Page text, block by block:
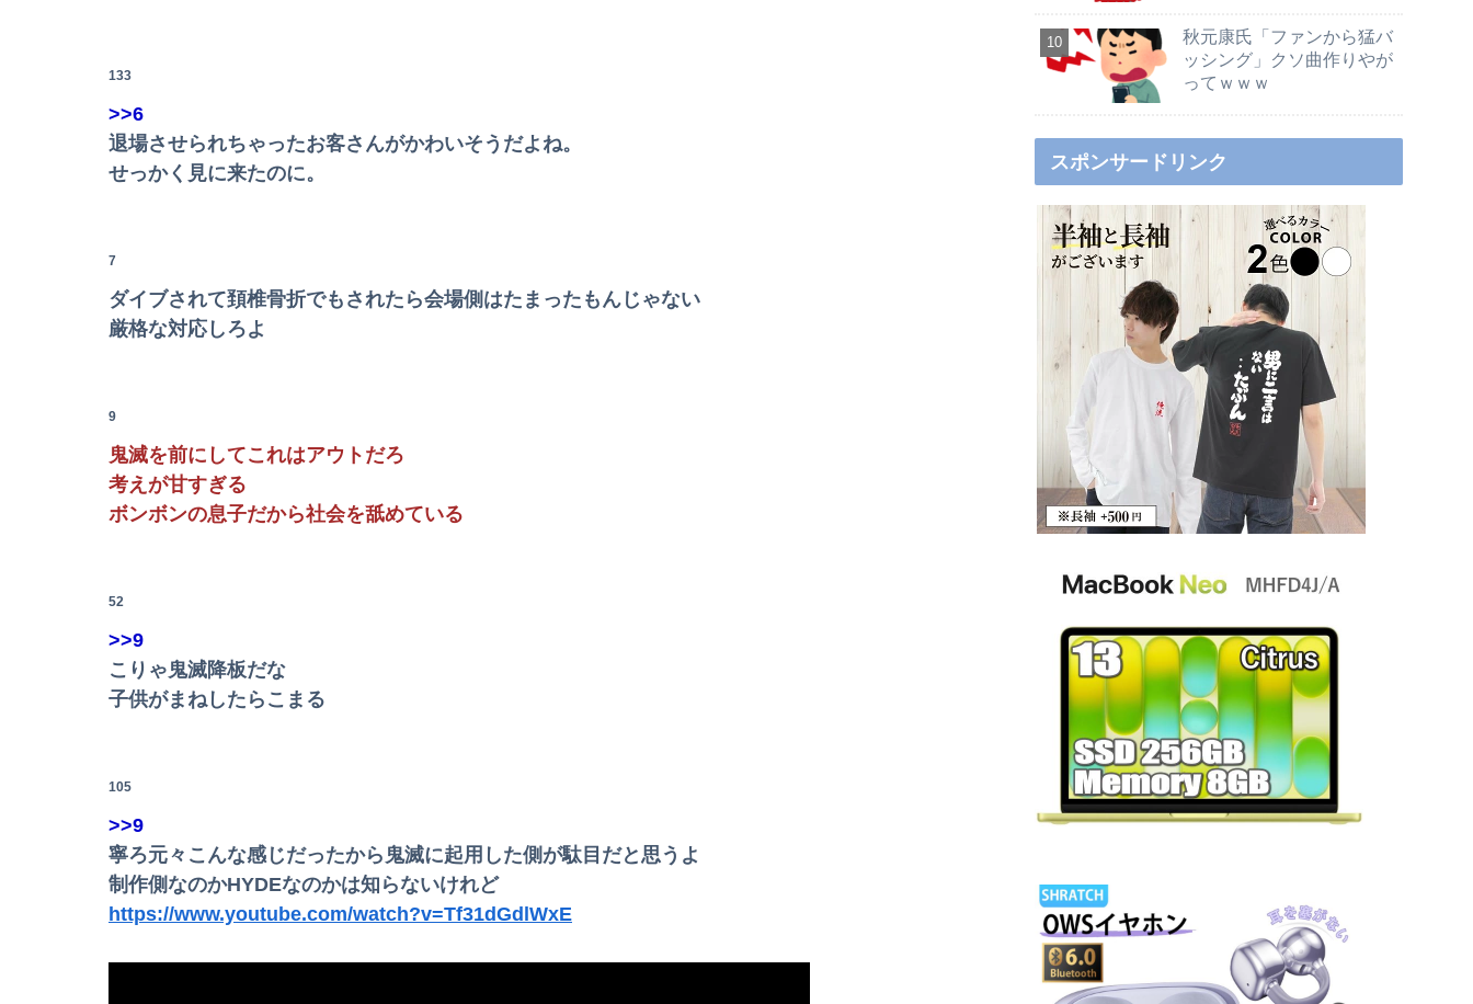
Powered by livedoor 相互RSS
【速報】ワイ（25）、営業から工場のラインへ異動した結果・・・・・・
賀喜遥香 ｢さくちゃんはちいかわ｣ 遠藤さくら ｢かっきーはハチワレ｣【乃木坂46】
【GIF】最近のAV「汚いおっさんがマ○コ舐めます！ぺろぺろぺろっ！」←これ
「楽だけど年収800万超える仕事」がこれらしいｗｗｗｗｗ
この前森に行ったらちっちゃいウリボー見つけた
【画像】サンモニの女子アナさん、日曜の朝から素材を提供してしまう
【画像】あだち充、タッチの上杉達也が浅倉南に告白したシーンを完全再現wwwwwww
【悲報】葬送のフリーレンとかいうアウラを退場させてから駄作になった作品ｗｗｗｗｗ
【画像】tuki.、お〇ぱいの始まり解禁
EVって中国のせいで完全に終わったよな
133
>>6
退場させられちゃったお客さんがかわいそうだよね。
せっかく見に来たのに。
7
ダイブされて頚椎骨折でもされたら会場側はたまったもんじゃない
厳格な対応しろよ
9
鬼滅を前にしてこれはアウトだろ
考えが甘すぎる
ボンボンの息子だから社会を舐めている
52
>>9
こりゃ鬼滅降板だな
子供がまねしたらこまる
105
>>9
寧ろ元々こんな感じだったから鬼滅に起用した側が駄目だと思うよ
制作側なのかHYDEなのかは知らないけれど
https://www.youtube.com/watch?v=Tf31dGdlWxE
秋元康氏「ファンから猛バ
ッシング」クソ曲作りやが
ってｗｗｗ
スポンサードリンク